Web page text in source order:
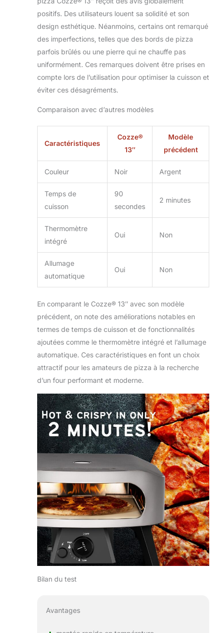
positifs. Des utilisateurs louent sa solidité et son
design esthétique. Néanmoins, certains ont remarqué
des imperfections, telles que des bords de pizza
parfois brûlés ou une pierre qui ne chauffe pas
uniformément. Ces remarques doivent être prises en
compte lors de l’utilisation pour optimiser la cuisson et
éviter ces désagréments.
Comparaison avec d’autres modèles
Caractéristiques
Cozze®
13″
Modèle
précédent
Couleur Noir Argent
Temps de
cuisson
90
secondes
2 minutes
Thermomètre
intégré
Oui Non
Allumage
automatique
Oui Non
En comparant le Cozze® 13″ avec son modèle
précédent, on note des améliorations notables en
termes de temps de cuisson et de fonctionnalités
ajoutées comme le thermomètre intégré et l’allumage
automatique. Ces caractéristiques en font un choix
attractif pour les amateurs de pizza à la recherche
d’un four performant et moderne.
Bilan du test
Avantages